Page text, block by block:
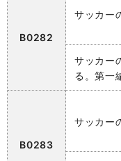
B0282
サッカー
サッカー
る。第一
B0283
サッカー